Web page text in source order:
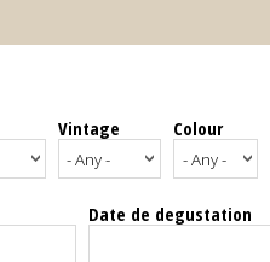
Vintage Colour
Date de degustation